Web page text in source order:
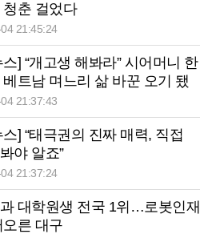
청춘 걸었다
21:45:24
] “개고생 해봐라” 시어머니 한
베트남 며느리 삶 바꾼 오기 됐
21:37:43
] “태극권의 진짜 매력, 직접
야 알죠”
21:37:24
대학원생 전국 1위…로봇인재
른 대구